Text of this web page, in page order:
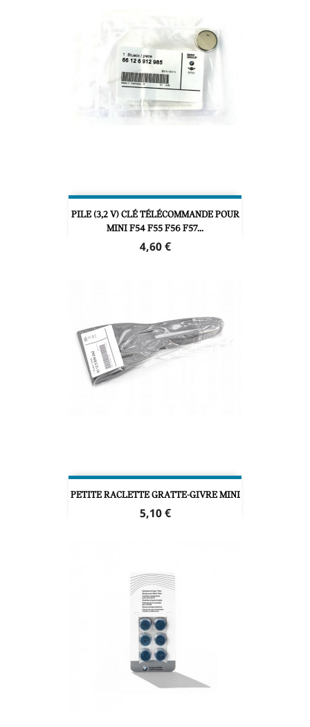
PILE (3,2 V) CLÉ TÉLÉCOMMANDE POUR
MINI F54 F55 F56 F57...
Prix
4,60 €
PETITE RACLETTE GRATTE-GIVRE MINI
Prix
5,10 €